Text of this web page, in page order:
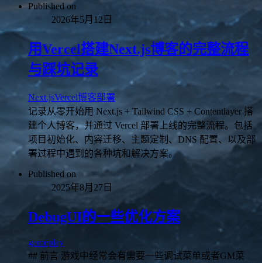
Published on
2026年5月12日
用Vercel搭建Next.js博客的完整流程
与踩坑记录
Next.jsVercel博客部署
记录从零开始用 Next.js + Tailwind CSS + Contentlayer 搭
建个人博客，并通过 Vercel 部署上线的完整流程。包括
项目初始化、内容迁移、主题定制、DNS 配置、以及部
署过程中遇到的各种坑和解决方案。
Published on
2025年8月27日
DebugUI的一些优化方案
gameplay
## 前言 游戏中经常会有需要一些调试菜单或者GM菜